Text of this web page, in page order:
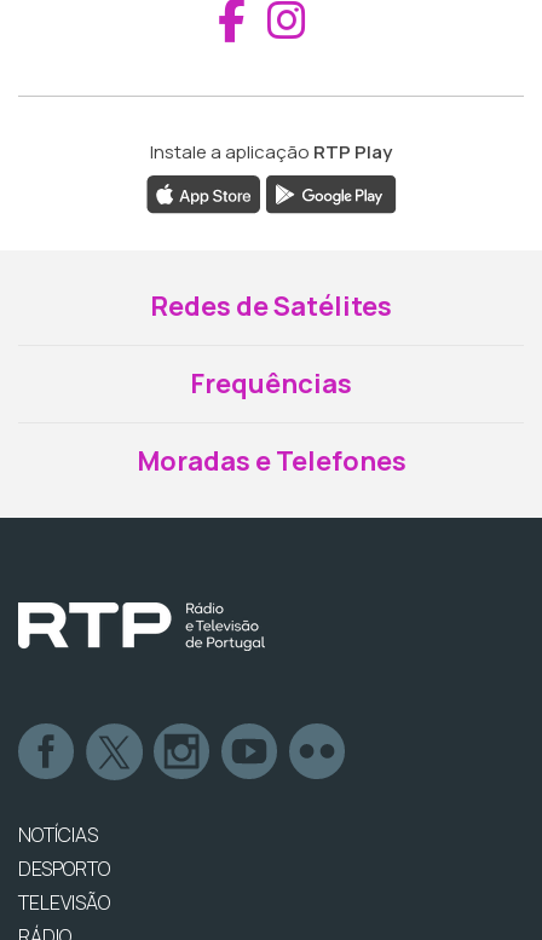
Aceder ao
Instale a aplicação RTP Play
Redes de Satélites
Frequências
Moradas e Telefones
NOTÍCIAS
DESPORTO
TELEVISÃO